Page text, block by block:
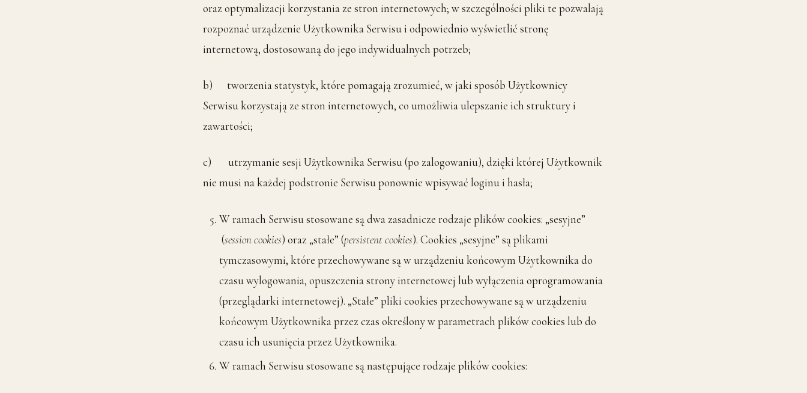
oraz optymalizacji korzystania ze stron internetowych; w szczególności pliki te pozwalają
rozpoznać urządzenie Użytkownika Serwisu i odpowiednio wyświetlić stronę
internetową, dostosowaną do jego indywidualnych potrzeb;
b) tworzenia statystyk, które pomagają zrozumieć, w jaki sposób Użytkownicy
Serwisu korzystają ze stron internetowych, co umożliwia ulepszanie ich struktury i
zawartości;
c) utrzymanie sesji Użytkownika Serwisu (po zalogowaniu), dzięki której Użytkownik
nie musi na każdej podstronie Serwisu ponownie wpisywać loginu i hasła;
W ramach Serwisu stosowane są dwa zasadnicze rodzaje plików cookies: „sesyjne”
(session cookies) oraz „stałe” (persistent cookies). Cookies „sesyjne” są plikami
tymczasowymi, które przechowywane są w urządzeniu końcowym Użytkownika do
czasu wylogowania, opuszczenia strony internetowej lub wyłączenia oprogramowania
(przeglądarki internetowej). „Stałe” pliki cookies przechowywane są w urządzeniu
końcowym Użytkownika przez czas określony w parametrach plików cookies lub do
czasu ich usunięcia przez Użytkownika.
W ramach Serwisu stosowane są następujące rodzaje plików cookies: